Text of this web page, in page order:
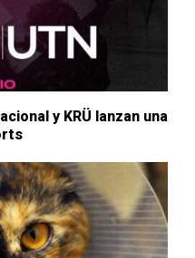
y KRÜ lanzan una